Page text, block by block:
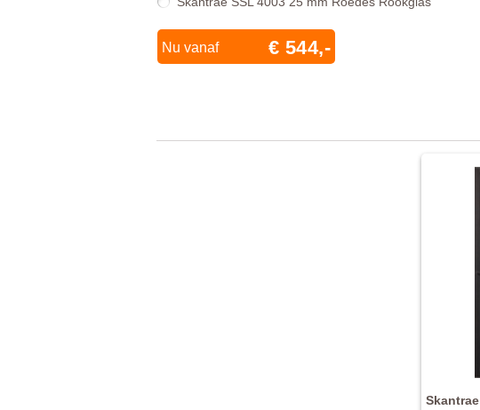
Nu vanaf € 544,-
Skantrae